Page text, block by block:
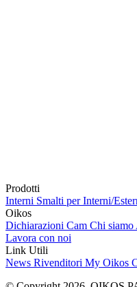
Prodotti
Interni Smalti per Interni/
Oikos
Dichiarazioni Cam Chi siamo
Lavora con noi
Link Utili
News Rivenditori My Oikos